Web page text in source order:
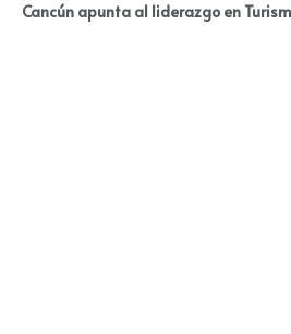
Cancún apunta al liderazgo en